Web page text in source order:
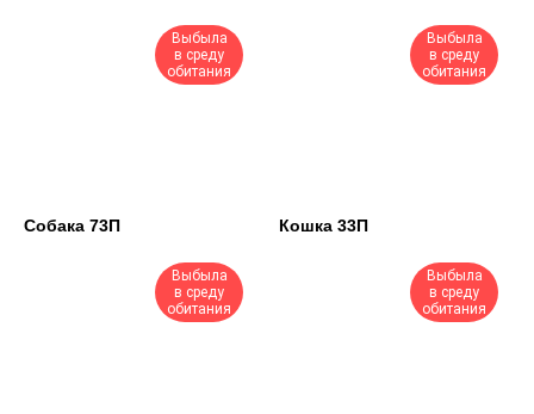
Выбыла
в среду
обитания
Собака 73П
Выбыла
в среду
обитания
Кошка 33П
Выбыла
в среду
обитания
Выбыла
в среду
обитания